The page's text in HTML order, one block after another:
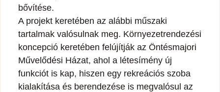
bővítése.
A projekt keretében az alábbi műszaki
tartalmak valósulnak meg. Környezetrendezési
koncepció keretében felújítják az Öntésmajori
Művelődési Házat, ahol a létesímény új
funkciót is kap, hiszen egy rekreációs szoba
kialakítása és berendezése is megvalósul az